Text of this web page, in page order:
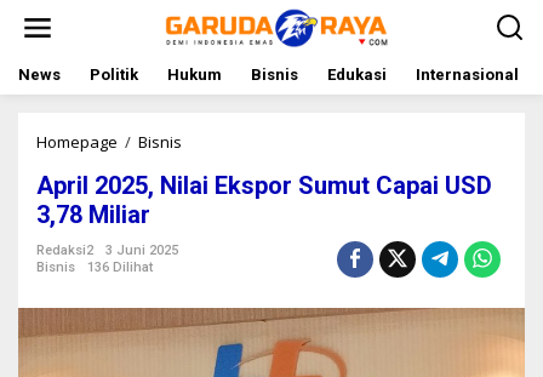
t
News Politik Hukum Bisnis Edukasi Internasional
Homepage / Bisnis
April 2025, Nilai Ekspor Sumut Capai USD
3,78 Miliar
Redaksi2
3 Juni 2025
Bisnis
136 Dilihat